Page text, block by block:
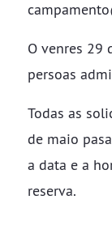
O venres 29
persoas
Todas as
de maio
a data e a
reserva.